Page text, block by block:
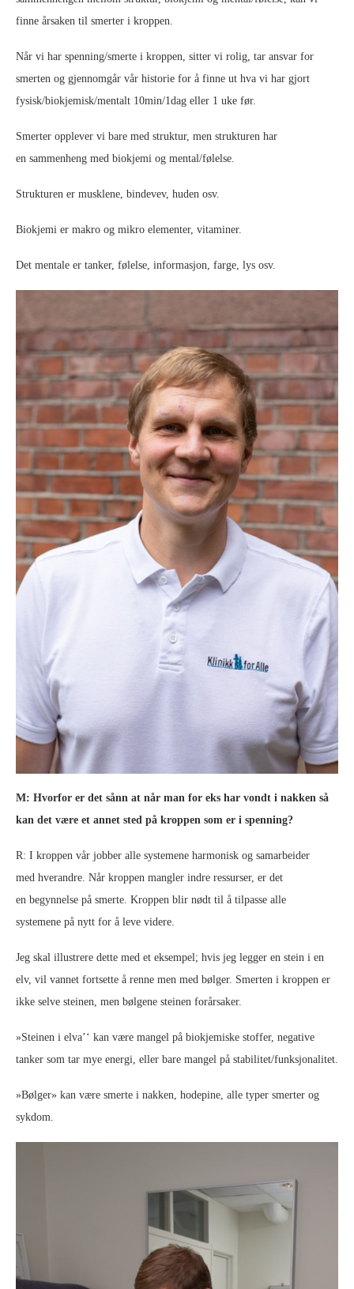
finne årsaken til smerter i kroppen.
Når vi har spenning/smerte i kroppen, sitter vi rolig, tar ansvar for
smerten og gjennomgår vår historie for å finne ut hva vi har gjort
fysisk/biokjemisk/mentalt 10min/1dag eller 1 uke før.
Smerter opplever vi bare med struktur, men strukturen har
en sammenheng med biokjemi og mental/følelse.
Strukturen er musklene, bindevev, huden osv.
Biokjemi er makro og mikro elementer, vitaminer.
Det mentale er tanker, følelse, informasjon, farge, lys osv.
M: Hvorfor er det sånn at når man for eks har vondt i nakken så
kan det være et annet sted på kroppen som er i spenning?
R: I kroppen vår jobber alle systemene harmonisk og samarbeider
med hverandre. Når kroppen mangler indre ressurser, er det
en begynnelse på smerte. Kroppen blir nødt til å tilpasse alle
systemene på nytt for å leve videre.
Jeg skal illustrere dette med et eksempel; hvis jeg legger en stein i en
elv, vil vannet fortsette å renne men med bølger. Smerten i kroppen er
ikke selve steinen, men bølgene steinen forårsaker.
»Steinen i elva’‘ kan være mangel på biokjemiske stoffer, negative
tanker som tar mye energi, eller bare mangel på stabilitet/funksjonalitet.
»Bølger» kan være smerte i nakken, hodepine, alle typer smerter og
sykdom.